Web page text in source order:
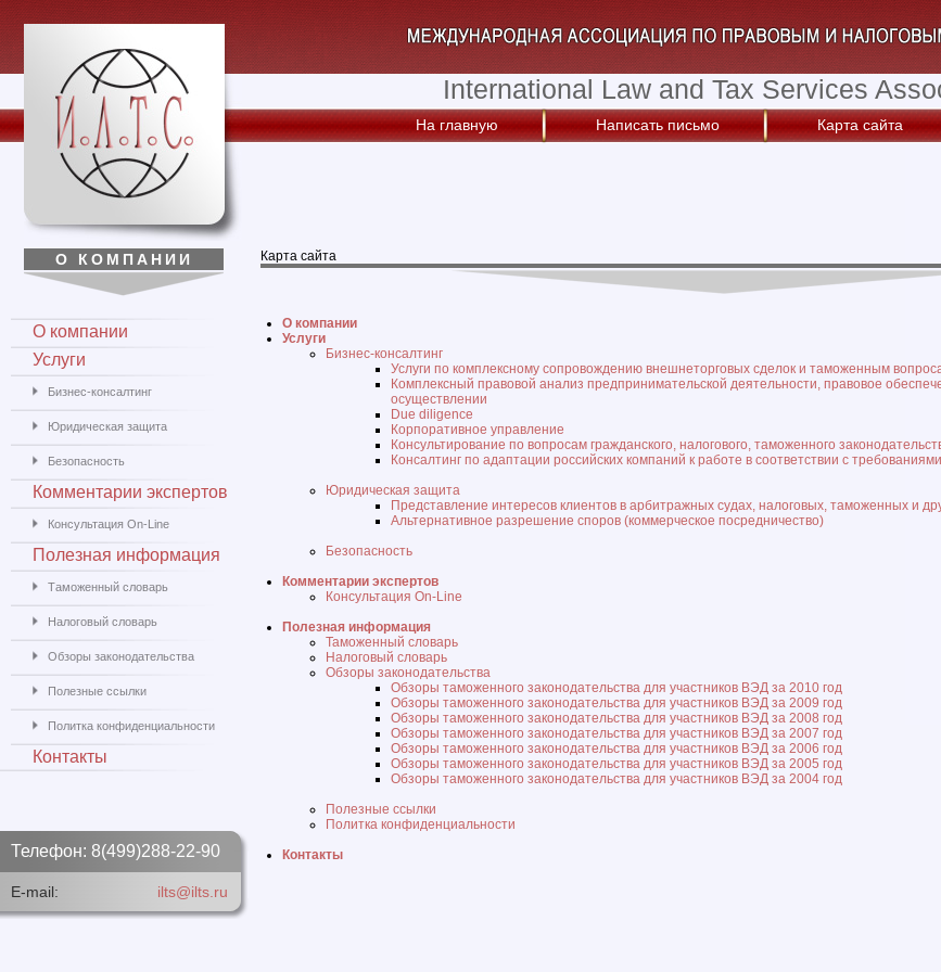
International Law and Tax Services
На главную Написать письмо Карта сайта
Карта сайта
О компании
Услуги
Бизнес-консалтинг
Услуги по комплексному сопровождению внешнеторговых сделок и таможенным
Комплексный правовой анализ предпринимательской деятельности, правовое
осуществлении
Due diligence
Корпоративное управление
Консультирование по вопросам гражданского, налогового, таможенного
Консалтинг по адаптации российских компаний к работе в соответствии с
Юридическая защита
Представление интересов клиентов в арбитражных судах, налоговых, таможенных и
Альтернативное разрешение споров (коммерческое посредничество)
Безопасность
Комментарии экспертов
Консультация On-Line
Полезная информация
Таможенный словарь
Налоговый словарь
Обзоры законодательства
Обзоры таможенного законодательства для участников ВЭД за 2010 год
Обзоры таможенного законодательства для участников ВЭД за 2009 год
Обзоры таможенного законодательства для участников ВЭД за 2008 год
Обзоры таможенного законодательства для участников ВЭД за 2007 год
Обзоры таможенного законодательства для участников ВЭД за 2006 год
Обзоры таможенного законодательства для участников ВЭД за 2005 год
Обзоры таможенного законодательства для участников ВЭД за 2004 год
Полезные ссылки
Политка конфиденциальности
Контакты
О КОМПАНИИ
О компании
Услуги
Бизнес-консалтинг
Юридическая защита
Безопасность
Комментарии экспертов
Консультация On-Line
Полезная информация
Таможенный словарь
Налоговый словарь
Обзоры законодательства
Полезные ссылки
Политка конфиденциальности
Контакты
Телефон: 8(499)288-22-90
E-mail: ilts@ilts.ru